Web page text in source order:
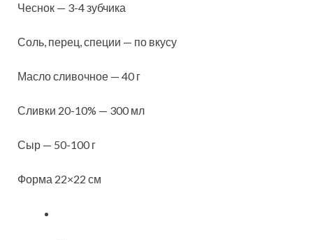
Чеснок — 3-4 зубчика
Соль, перец, специи — по вкусу
Масло сливочное — 40 г
Сливки 20-10% — 300 мл
Сыр — 50-100 г
Форма 22×22 см